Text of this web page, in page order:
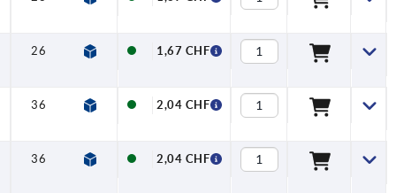
26 9,5 1,67 CHF
36 13 2,04 CHF
36 13 2,04 CHF